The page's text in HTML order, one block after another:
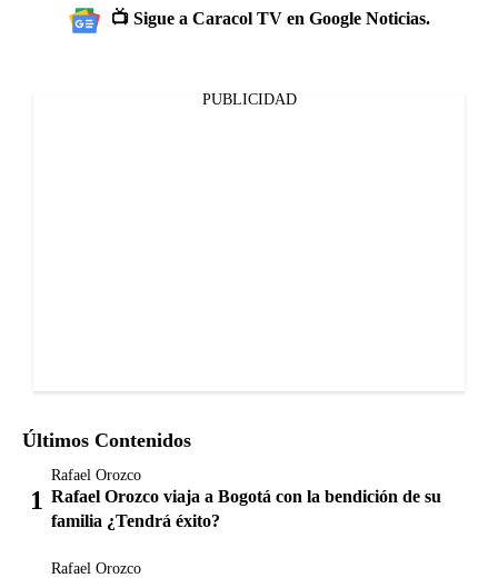
📺 Sigue a Caracol TV en Google Noticias.
PUBLICIDAD
Últimos Contenidos
Rafael Orozco
Rafael Orozco viaja a Bogotá con la bendición de su
familia ¿Tendrá éxito?
Rafael Orozco